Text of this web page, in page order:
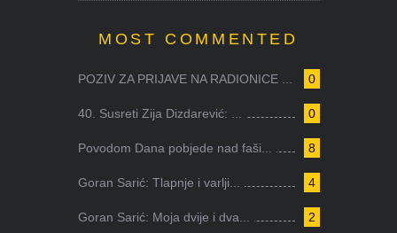
MOST COMMENTED
0
POZIV ZA PRIJAVE NA RADIONICE ...
0
40. Susreti Zija Dizdarević: ...
8
Povodom Dana pobjede nad faši...
4
Goran Sarić: Tlapnje i varlji...
2
Goran Sarić: Moja dvije i dva...